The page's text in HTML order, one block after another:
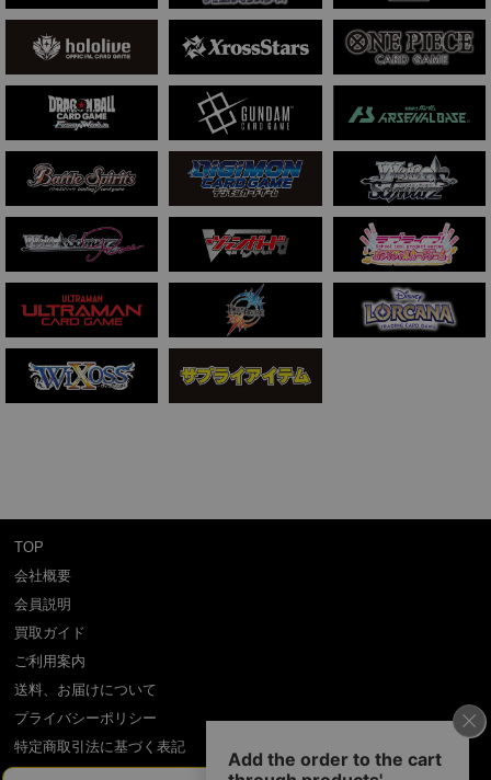
TOP
会社概要
会員説明
買取ガイド
ご利用案内
送料、お届けについて
プライバシーポリシー
特定商取引法に基づく表記